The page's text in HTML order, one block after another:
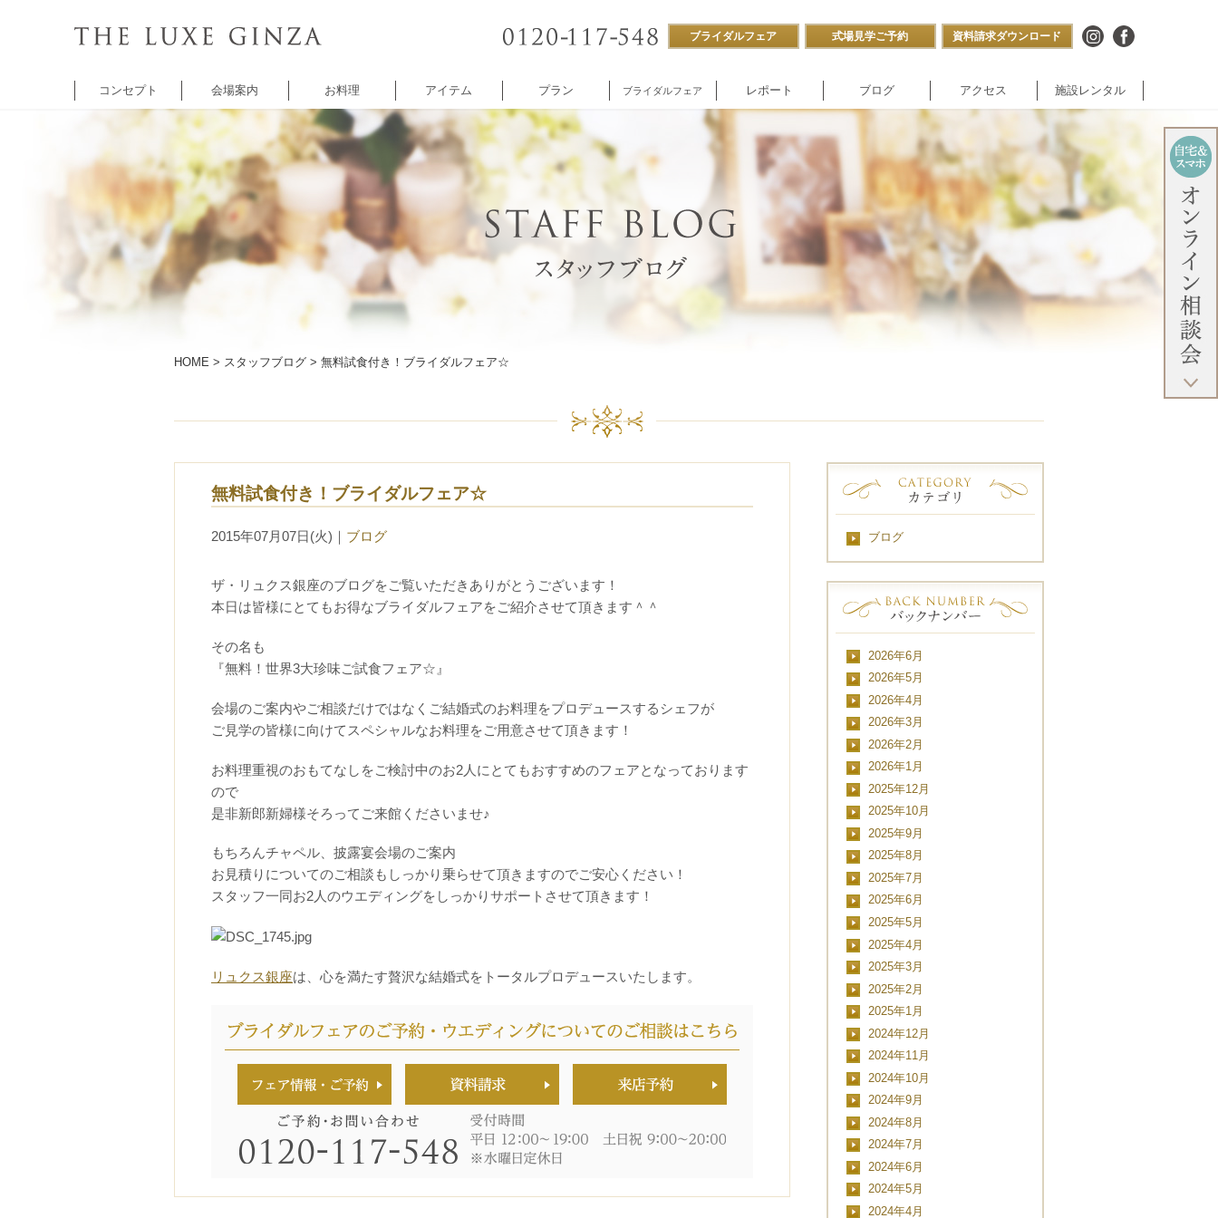
ブライダルフェア 式場見学ご予約 資料請求ダウンロード
コンセプト 会場案内
チャペル
バンケット
5thアベニュー
バンケット
シャンゼリゼ
アベニュー
レストラン
ANNOREVE
付帯設備
企業様向け
パーティ
施設内撮影貸し
お料理 アイテム プラン ブライダルフェア レポート ブログ アクセス 施設レンタル
HOME > スタッフブログ > 無料試食付き！ブライダルフェア☆
無料試食付き！ブライダルフェア☆
2015年07月07日(火) ｜ ブログ
ザ・リュクス銀座のブログをご覧いただきありがとうございます！
本日は皆様にとてもお得なブライダルフェアをご紹介させて頂きます＾＾
その名も
『無料！世界3大珍味ご試食フェア☆』
会場のご案内やご相談だけではなくご結婚式のお料理をプロデュースするシェフが
ご見学の皆様に向けてスペシャルなお料理をご用意させて頂きます！
お料理重視のおもてなしをご検討中のお2人にとてもおすすめのフェアとなっております
ので
是非新郎新婦様そろってご来館くださいませ♪
もちろんチャペル、披露宴会場のご案内
お見積りについてのご相談もしっかり乗らせて頂きますのでご安心ください！
スタッフ一同お2人のウエディングをしっかりサポートさせて頂きます！
リュクス銀座は、心を満たす贅沢な結婚式をトータルプロデュースいたします。
ブログ
2026年6月
2026年5月
2026年4月
2026年3月
2026年2月
2026年1月
2025年12月
2025年10月
2025年9月
2025年8月
2025年7月
2025年6月
2025年5月
2025年4月
2025年3月
2025年2月
2025年1月
2024年12月
2024年11月
2024年10月
2024年9月
2024年8月
2024年7月
2024年6月
2024年5月
2024年4月